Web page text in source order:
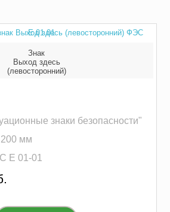
Знак
Выход здесь
(левосторонний)
знаки безопасности"
200 мм
E 01-01